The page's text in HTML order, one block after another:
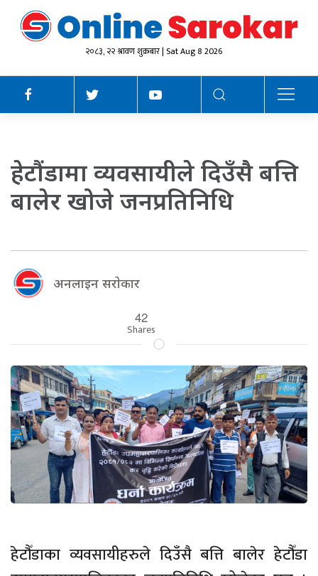
२०८३, २२ श्रावण शुक्रबार | Sat Aug 8 2026
हेटौंडामा व्यवसायीले दिउँसै बत्ति
बालेर खोजे जनप्रतिनिधि
अनलाइन सराेकार
42
Shares
हेटौँडाका व्यवसायीहरुले दिउँसै बत्ति बालेर हेटौँडा